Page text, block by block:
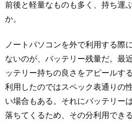
前後と軽量なものも多く、持ち運
か。
ノートパソコンを外で利用する際
ないのが、バッテリー残量だ。最
ッテリー持ちの良さをアピールす
利用したのではスペック表通りの
い場合もある。それにバッテリー
落ちてくるため、その分利用でき